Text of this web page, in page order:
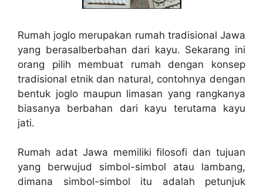
Rumah joglo merupakan rumah tradisional Jawa
yang berasalberbahan dari kayu. Sekarang ini
orang pilih membuat rumah dengan konsep
tradisional etnik dan natural, contohnya dengan
bentuk joglo maupun limasan yang rangkanya
biasanya berbahan dari kayu terutama kayu
jati.
Rumah adat Jawa memiliki filosofi dan tujuan
yang berwujud simbol-simbol atau lambang,
dimana simbol-simbol itu adalah petunjuk